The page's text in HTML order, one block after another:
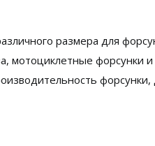
размера для
мотоциклетные форсунки
форсунки,